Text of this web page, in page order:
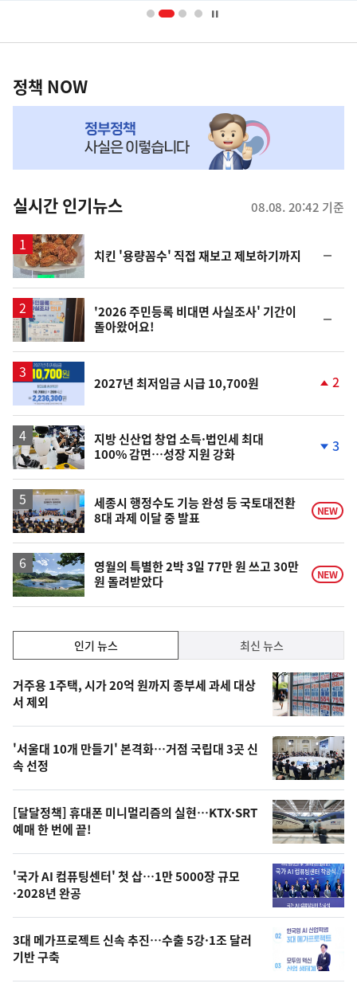
영
책
NOW,
뉴
스
정책 NOW
실시간 인기뉴스 08.08. 20:42 기준
치킨 '용량꼼수' 직접 재보고 제보하기까지
일
'2026 주민등록 비대면 사실조사' 기간이
돌아왔어요!
일
2027년 최저임금 시급 10,700원
상
2
지방 신산업 창업 소득·법인세 최대
100% 감면…성장 지원 강화
하
락
3
세종시 행정수도 기능 완성 등 국토대전환
8대 과제 이달 중 발표
NEW
영월의 특별한 2박 3일 77만 원 쓰고 30만
원 돌려받았다
NEW
기,
최
신,
오
늘
의
영
상
오
의
사
진
인기 뉴스 최신 뉴스
기
뉴
스
거주용 1주택, 시가 20억 원까지 종부세 과세 대상
서 제외
'서울대 10개 만들기' 본격화…거점 국립대 3곳 신
속 선정
[달달정책] 휴대폰 미니멀리즘의 실현…KTX·SRT
예매 한 번에 끝!
'국가 AI 컴퓨팅센터' 첫 삽…1만 5000장 규모
·2028년 완공
3대 메가프로젝트 신속 추진…수출 5강·1조 달러
기반 구축